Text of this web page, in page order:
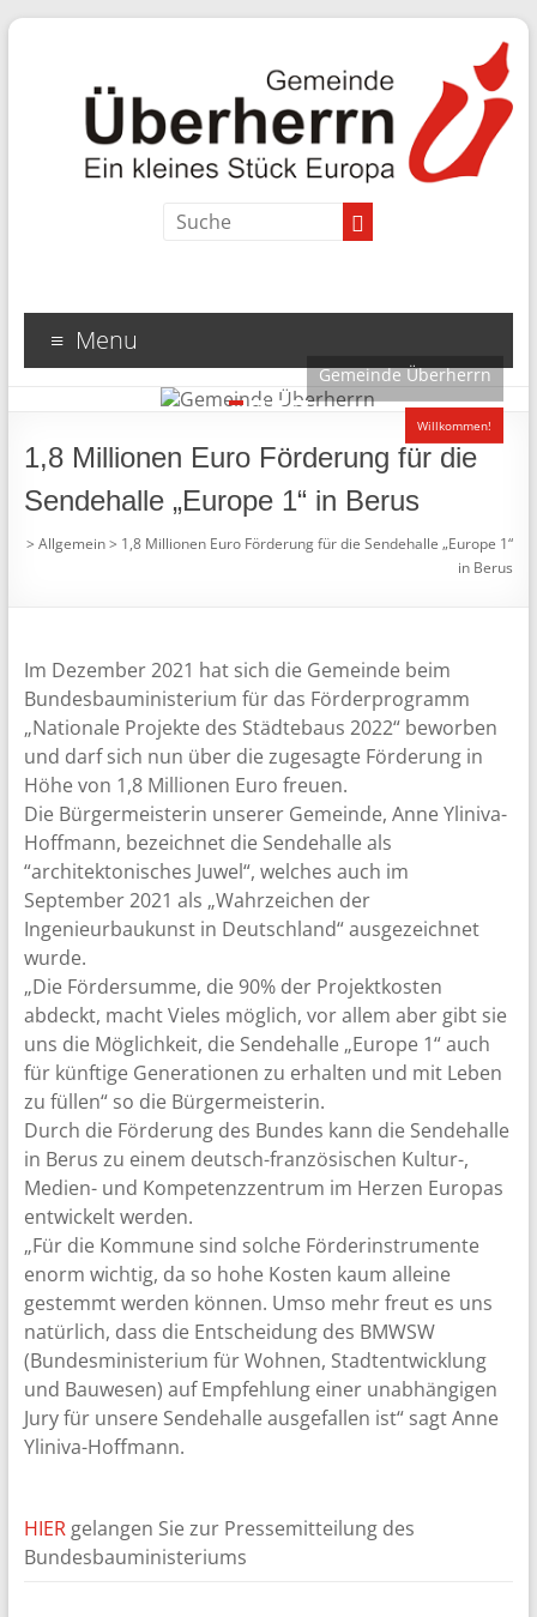
Menu
Gemeinde Überherrn
Willkommen!
1 2 3 4
1,8 Millionen Euro Förderung für die
Sendehalle „Europe 1“ in Berus
>Allgemein> 1,8 Millionen Euro Förderung für die Sendehalle „Europe 1“
in Berus
Im Dezember 2021 hat sich die Gemeinde beim
Bundesbauministerium für das Förderprogramm
„Nationale Projekte des Städtebaus 2022“ beworben
und darf sich nun über die zugesagte Förderung in
Höhe von 1,8 Millionen Euro freuen.
Die Bürgermeisterin unserer Gemeinde, Anne Yliniva-
Hoffmann, bezeichnet die Sendehalle als
“architektonisches Juwel“, welches auch im
September 2021 als „Wahrzeichen der
Ingenieurbaukunst in Deutschland“ ausgezeichnet
wurde.
„Die Fördersumme, die 90% der Projektkosten
abdeckt, macht Vieles möglich, vor allem aber gibt sie
uns die Möglichkeit, die Sendehalle „Europe 1“ auch
für künftige Generationen zu erhalten und mit Leben
zu füllen“ so die Bürgermeisterin.
Durch die Förderung des Bundes kann die Sendehalle
in Berus zu einem deutsch-französischen Kultur-,
Medien- und Kompetenzzentrum im Herzen Europas
entwickelt werden.
„Für die Kommune sind solche Förderinstrumente
enorm wichtig, da so hohe Kosten kaum alleine
gestemmt werden können. Umso mehr freut es uns
natürlich, dass die Entscheidung des BMWSW
(Bundesministerium für Wohnen, Stadtentwicklung
und Bauwesen) auf Empfehlung einer unabhängigen
Jury für unsere Sendehalle ausgefallen ist“ sagt Anne
Yliniva-Hoffmann.
HIERgelangen Sie zur Pressemitteilung des
Bundesbauministeriums